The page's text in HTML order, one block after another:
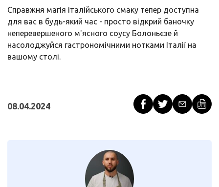
Справжня магія італійського смаку тепер доступна
для вас в будь-який час - просто відкрий баночку
неперевершеного м'ясного соусу Болоньєзе й
насолоджуйся гастрономічними нотками Італії на
вашому столі.
08.04.2024